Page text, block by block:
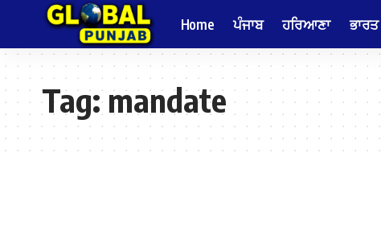
Home ਪੰਜਾਬ ਹਰਿਆਣਾ ਭਾਰਤ
Tag:mandate